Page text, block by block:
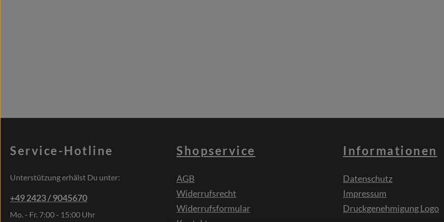
Service-Hotline
Unterstützung erhälst Du unter:
+49 2423 / 9045670
Mo. - Fr. 7:00 - 15:00 Uhr
Shopservice
AGB
Widerrufsrecht
Widerrufsformular
Informationen
Datenschutz
Impressum
Druckgenehmigung Logo